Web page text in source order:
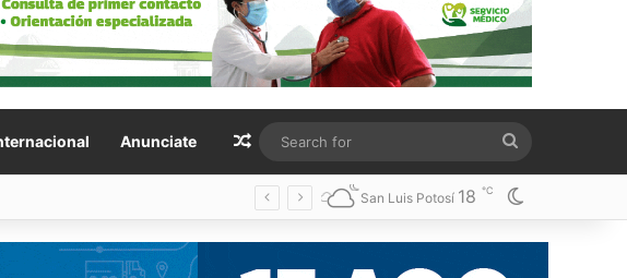
Anunciate Random Article
for
San Luis Potosí 18 ℃